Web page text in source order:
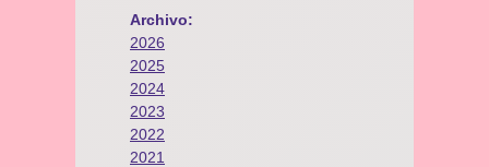
Archivo:
2026
2025
2024
2023
2022
2021